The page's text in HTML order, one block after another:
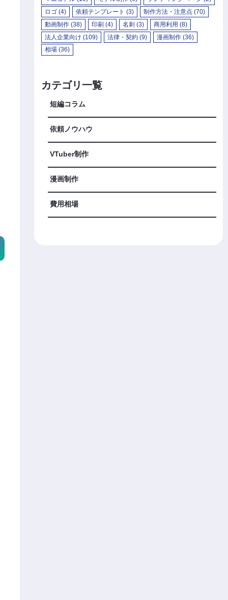
ロゴ(4) 依頼テンプレート (3) 制作方法・注意点 (70)
動画制作(38) 印刷 (4) 名刺 (3) 商用利用 (8)
法人企業向け (109) 法律・契約(9) 漫画制作 (36)
相場(36)
カテゴリ一覧
短編コラム
依頼ノウハウ
VTuber制作
漫画制作
費用相場